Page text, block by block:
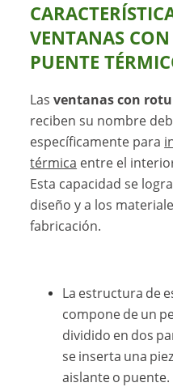
VENTANAS
PUENTE
Lasventanas con
reciben su nombre
específicamente para
térmica entre el
Esta capacidad se
diseño y a los
fabricación.
La estructura de
compone de un
dividido en dos
se inserta una
aislante o puente.